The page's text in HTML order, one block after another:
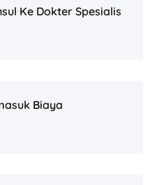
Ke Dokter Spesialis
Biaya